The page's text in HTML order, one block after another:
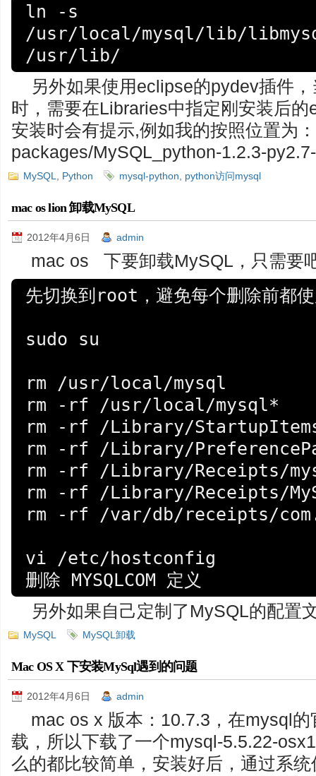
ln -s
/usr/local/mysql/lib/
/usr/lib/
另外如果使用eclipse的pydev插件
时，需要在Libraries中指定刚安装后
安装时会有提示,例如我的按照位置为
packages/MySQL_python-1.2.3-
MySQL Python mysql-python python访问mysql
mac os lion 卸载MySQL
2012年4月6日 admin
mac os 下要卸载MySQL，只需要
先切换到root，避免每个删除前都
sudo su
rm /usr/local/mysql
rm -rf /usr/local/mysql*
rm -rf /Library/StartupItems/
rm -rf /Library/
rm -rf /Library/Receipts/
rm -rf /Library/Receipts/
rm -rf /var/db/receipts/
vi /etc/hostconfig
另外如果自己定制了MySQL的配置
MySQL MySQL卸载
Mac OS X 下安装MySql遇到的问题
2012年4月6日 admin
mac os x 版本：10.7.3，在mysql
载，所以下载了一个mysql-5.5.22-
么的都比较简单，安装好后，通过系